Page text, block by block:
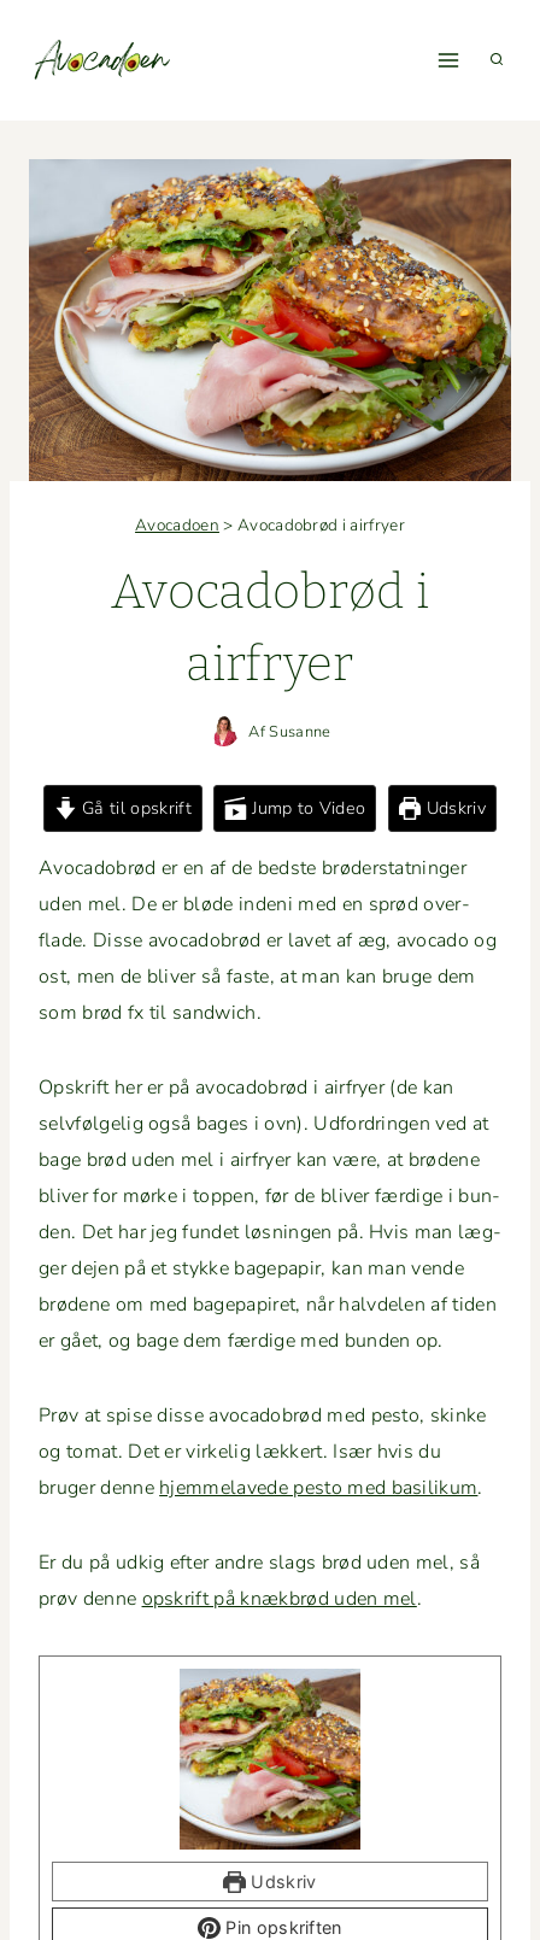
Avocadoen > Avocadobrød i airfryer
Avo­cado­brød i
airfryer
AfSusanne
Gå til opskrift Jump to Video Udskriv
Avo­cado­brød er en af de bed­ste brøder­stat­ninger
uden mel. De er bløde indeni med en sprød over­
flade. Disse avo­cado­brød er lavet af æg, avo­ca­do og
ost, men de bliv­er så faste, at man kan bruge dem
som brød fx til sandwich.
Opskrift her er på avo­cado­brød i air­fry­er (de kan
selvføl­gelig også bages i ovn). Udfor­drin­gen ved at
bage brød uden mel i air­fry­er kan være, at brø­dene
bliv­er for mørke i top­pen, før de bliv­er færdi­ge i bun­
den. Det har jeg fun­det løs­nin­gen på. Hvis man læg­
ger dejen på et stykke bagepa­pir, kan man vende
brø­dene om med bagepa­piret, når halvde­len af tiden
er gået, og bage dem færdi­ge med bun­den op.
Prøv at spise disse avo­cado­brød med pesto, skinke
og tomat. Det er virke­lig lækkert. Især hvis du
bruger denne hjem­melavede pesto med basi­likum.
Er du på udkig efter andre slags brød uden mel, så
prøv denne opskrift på knæk­brød uden mel.
Udskriv
Pin opskriften